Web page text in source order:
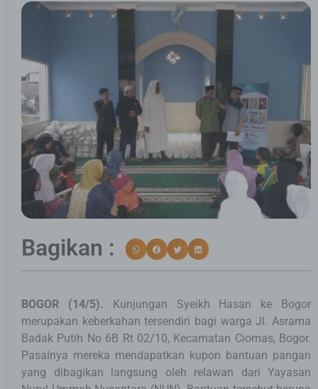
Bagikan :
BOGOR (14/5). Kunjungan Syeikh Hasan ke Bogor
merupakan keberkahan tersendiri bagi warga Jl. Asrama
Badak Putih No 6B Rt 02/10, Kecamatan Ciomas, Bogor.
Pasalnya mereka mendapatkan kupon bantuan pangan
yang dibagikan langsung oleh relawan dari Yayasan